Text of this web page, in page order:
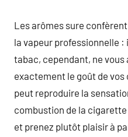
Les arômes sure
la vapeur professionnelle
tabac, cependant, ne
exactement le goût de
peut reproduire la
combustion de la
et prenez plutôt plaisir à